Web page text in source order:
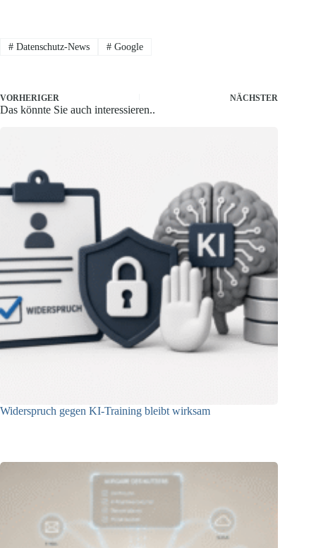
#Datenschutz-News #Google
VORHERIGER NÄCHSTER
Das könnte Sie auch interessieren..
Widerspruch gegen KI-Training bleibt wirksam